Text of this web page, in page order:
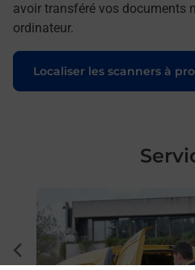
avoir transféré vos documents
ordinateur.
Localiser les scanners à
Le lien s'ouvre dans un nouvel
par
En savoir plus